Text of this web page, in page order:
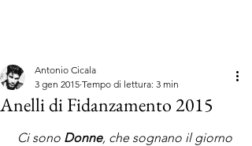
Anelli di Fidanzamento 2015
Antonio Cicala
3 gen 2015 Tempo di lettura: 3 min
Ci sono Donne, che sognano il giorno